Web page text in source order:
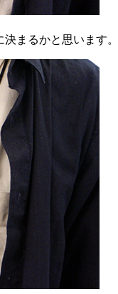
まるかと思います。